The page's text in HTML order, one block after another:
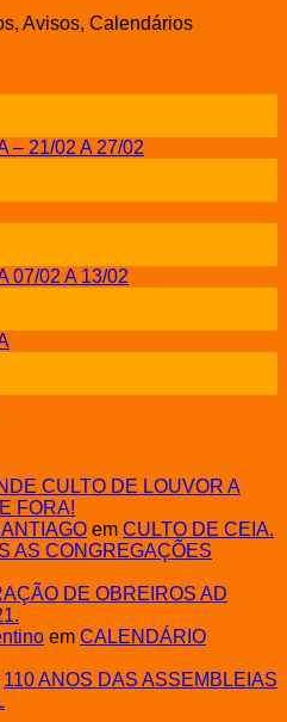
Avisos, Calendários
– 21/02 A 27/02
07/02 A 13/02
CULTO DE LOUVOR A
FORA!
em CULTO DE CEIA.
AS CONGREGAÇÕES
DE OBREIROS AD
em CALENDÁRIO
110 ANOS DAS ASSEMBLEIAS